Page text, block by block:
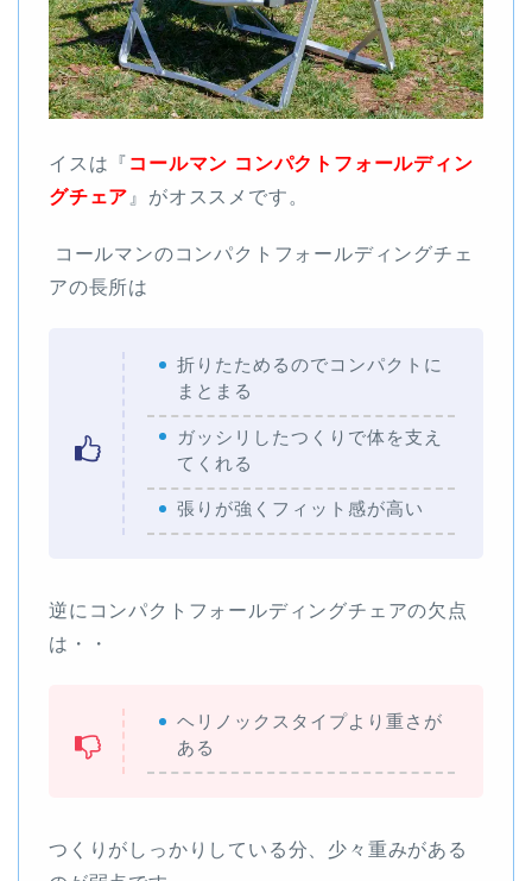
イスは『 コールマン コンパクトフォールディン
グチェア 』がオススメです。
コールマンのコンパクトフォールディングチェ
アの長所は
折りたためるのでコンパクトに
まとまる
ガッシリしたつくりで体を支え
てくれる
張りが強くフィット感が高い
逆にコンパクトフォールディングチェアの欠点
は・・
ヘリノックスタイプより重さが
ある
つくりがしっかりしている分、少々重みがある